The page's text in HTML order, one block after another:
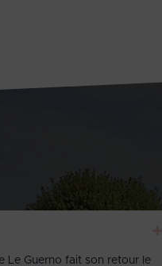
Le Guerno fait son retour le